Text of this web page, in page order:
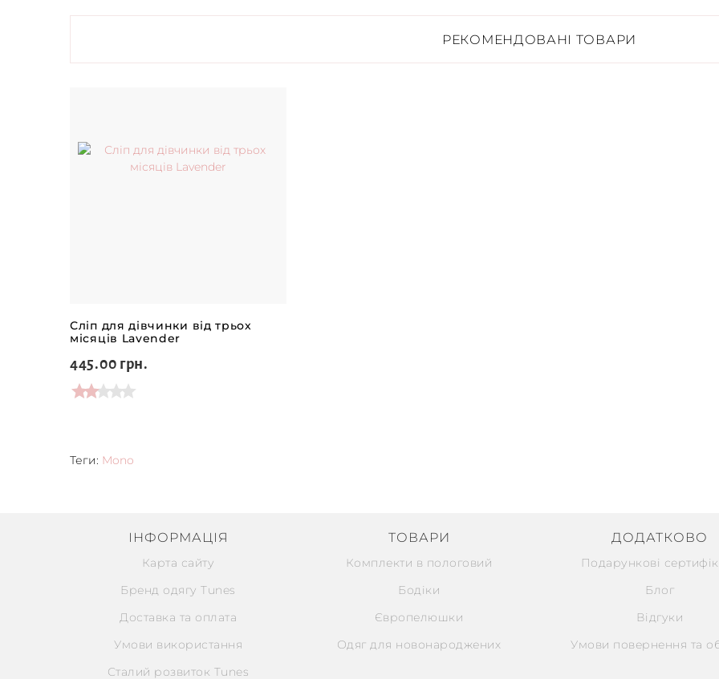
РЕКОМЕНДОВАНІ ТОВАРИ
Сліп для дівчинки від трьох
місяців Lavender
445.00 грн.
Теги: Mono
ІНФОРМАЦІЯ
Карта сайту
Бренд одягу Tunes
Доставка та оплата
Умови використання
Сталий розвиток Tunes
ТОВАРИ
Комплекти в пологовий
Бодіки
Європелюшки
Одяг для новонароджених
ДОДАТКОВО
Подарункові
Блог
Відгуки
Умови повернення та